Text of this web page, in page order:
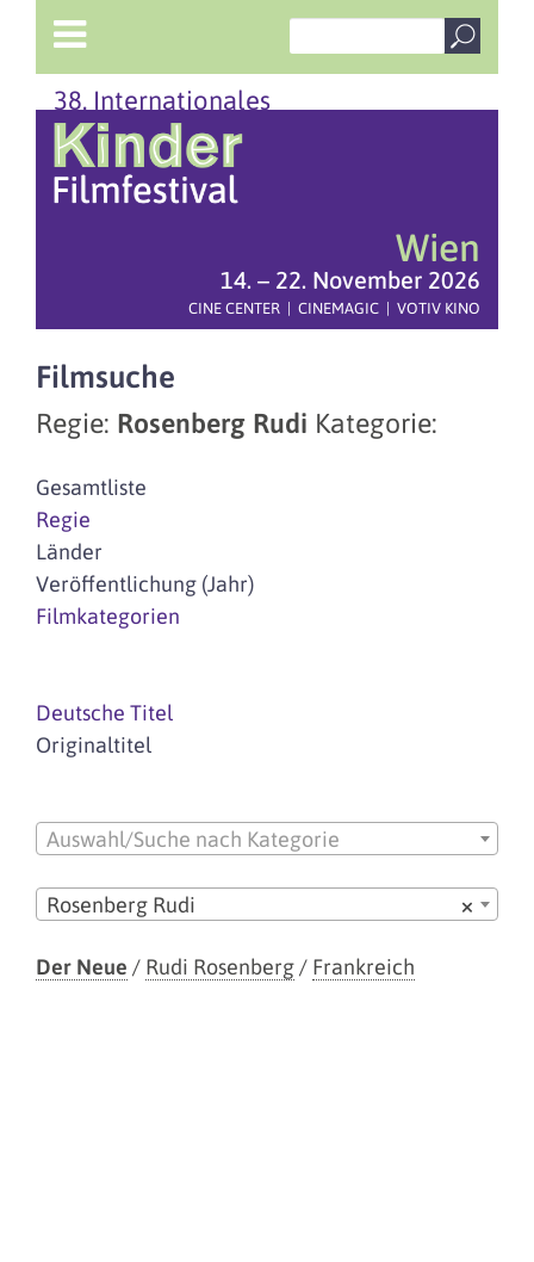
38. Internationales
Wien
14. – 22. November 2026
CINE CENTER | CINEMAGIC | VOTIV KINO
Filmsuche
Regie: Rosenberg Rudi Kategorie:
Gesamtliste
Regie
Länder
Veröffentlichung (Jahr)
Filmkategorien
Deutsche Titel
Originaltitel
Auswahl/Suche nach Kategorie
×
Rosenberg Rudi
Der Neue / Rudi Rosenberg/ Frankreich